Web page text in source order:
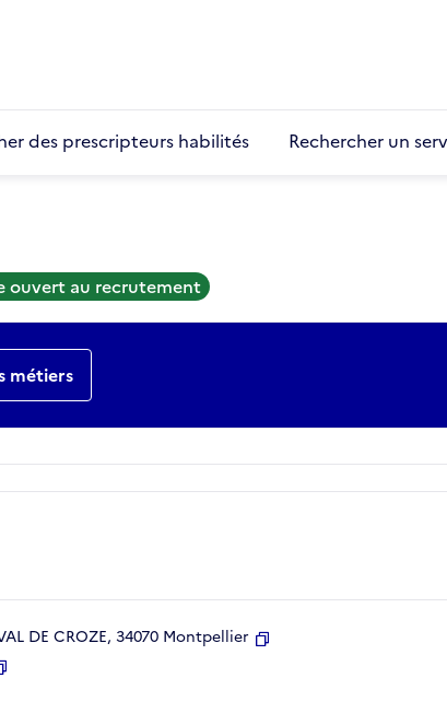
des prescripteurs habilités Rechercher un
ouvert au recrutement
métiers
DE CROZE, 34070 Montpellier